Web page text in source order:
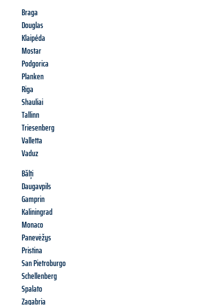
Braga
Douglas
Klaipéda
Mostar
Podgorica
Planken
Riga
Shauliai
Tallinn
Triesenberg
Valletta
Vaduz
Bălți
Daugavpils
Gamprin
Kaliningrad
Monaco
Panevėžys
Pristina
San Pietroburgo
Schellenberg
Spalato
Zagabria